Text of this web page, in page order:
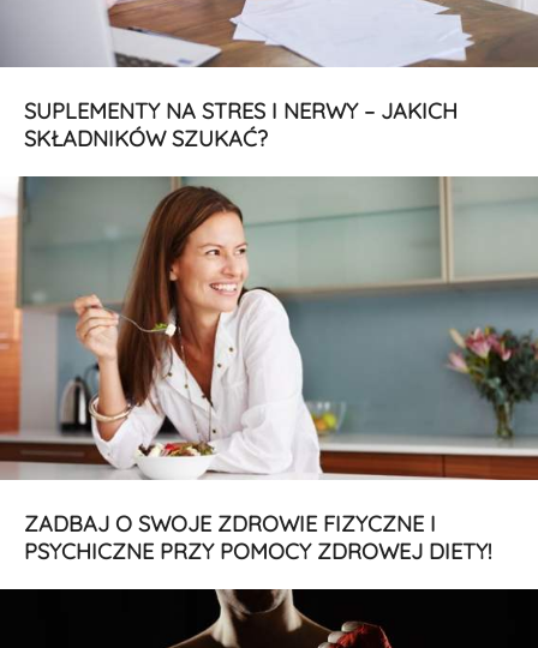
SUPLEMENTY NA STRES I NERWY – JAKICH
SKŁADNIKÓW SZUKAĆ?
ZADBAJ O SWOJE ZDROWIE FIZYCZNE I
PSYCHICZNE PRZY POMOCY ZDROWEJ DIETY!